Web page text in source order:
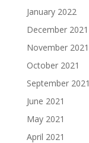
January 2022
December 2021
November 2021
October 2021
September 2021
June 2021
May 2021
April 2021